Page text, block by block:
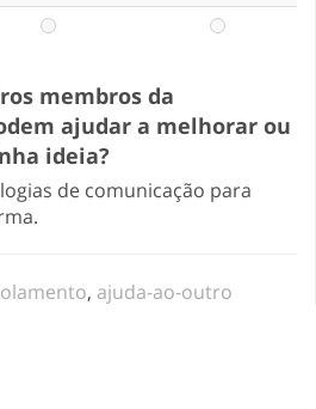
membros da
ajudar a melhorar ou
ideia?
de comunicação para
, ajuda-ao-outro